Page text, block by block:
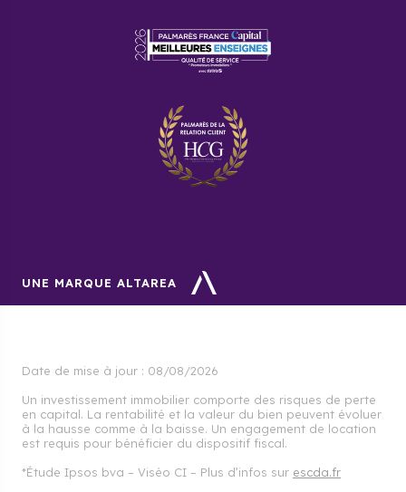
UNE MARQUE ALTAREA
Date de mise à jour : 08/08/2026
Un investissement immobilier comporte des risques de perte
en capital. La rentabilité et la valeur du bien peuvent évoluer
à la hausse comme à la baisse. Un engagement de location
est requis pour bénéficier du dispositif fiscal.
*Étude Ipsos bva – Viséo CI – Plus d’infos sur escda.fr